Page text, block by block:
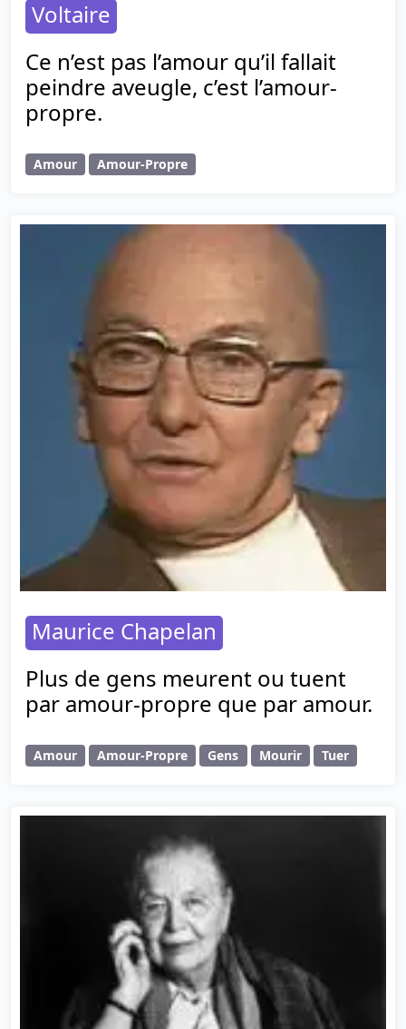
Voltaire
Ce n’est pas l’amour qu’il fallait
peindre aveugle, c’est l’amour-
propre.
Amour Amour-Propre
Maurice Chapelan
Plus de gens meurent ou tuent
par amour-propre que par amour.
Amour Amour-Propre Gens Mourir Tuer